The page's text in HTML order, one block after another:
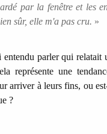
par la fenêtre et les
sûr, elle m'a pas cru. »
parler qui relatait
représente une
arriver à leurs fins, ou
?